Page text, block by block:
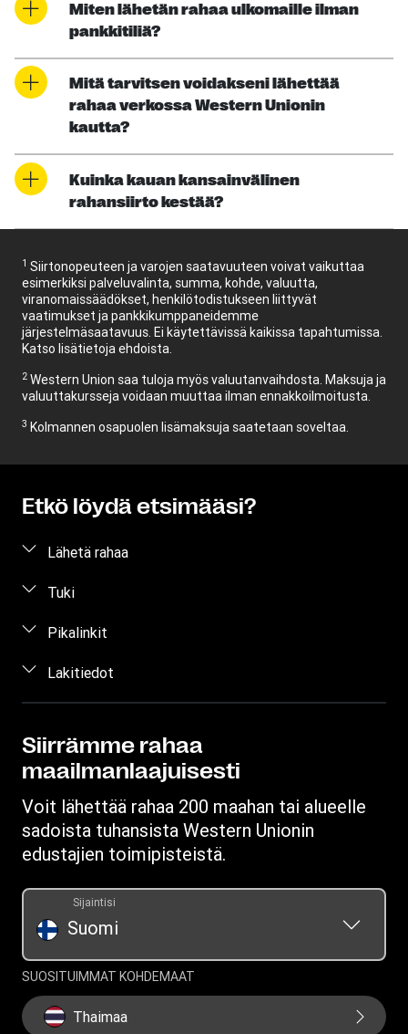
Miten lähetän rahaa ulkomaille ilman
pankkitiliä?
Mitä tarvitsen voidakseni lähettää
rahaa verkossa Western Unionin
kautta?
Kuinka kauan kansainvälinen
rahansiirto kestää?
1 Siirtonopeuteen ja varojen saatavuuteen voivat vaikuttaa
esimerkiksi palveluvalinta, summa, kohde, valuutta,
viranomaissäädökset, henkilötodistukseen liittyvät
vaatimukset ja pankkikumppaneidemme
järjestelmäsaatavuus. Ei käytettävissä kaikissa tapahtumissa.
Katso lisätietoja ehdoista.
2 Western Union saa tuloja myös valuutanvaihdosta. Maksuja ja
valuuttakursseja voidaan muuttaa ilman ennakkoilmoitusta.
3 Kolmannen osapuolen lisämaksuja saatetaan soveltaa.
Etkö löydä etsimääsi?
Lähetä rahaa
Lähetä rahaa verkossa
Seuraa rahansiirtoa
Etsi toimipiste
Lataa sovellus
Tuki
Asiakastuki
Pikalinkit
Kirjaudu sisään / rekisteröidy
Ryhdy edustajaksi
Lakitiedot
Tietosuojalausunto
Ehdot
Siirrämme rahaa
maailmanlaajuisesti
Voit lähettää rahaa 200 maahan tai alueelle
sadoista tuhansista Western Unionin
edustajien toimipisteistä.
Suomi
Sijaintisi
SUOSITUIMMAT KOHDEMAAT
Thaimaa